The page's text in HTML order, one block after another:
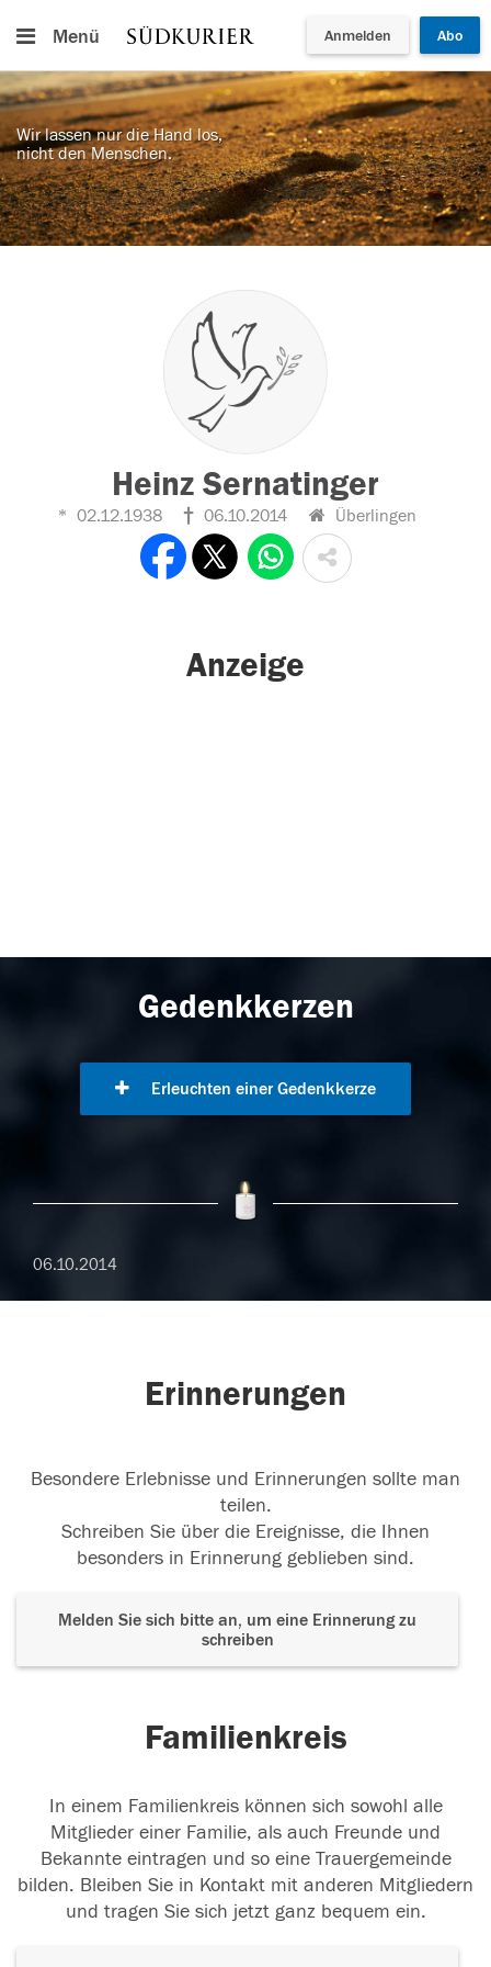
Menü Anmelden Abo
Wir lassen nur die Hand los,
nicht den Menschen.
Heinz Sernatinger
02.12.1938 06.10.2014 Überlingen
Anzeige
Gedenkkerzen
Erleuchten einer Gedenkkerze
06.10.2014
Erinnerungen
Besondere Erlebnisse und Erinnerungen sollte man
teilen.
Schreiben Sie über die Ereignisse, die Ihnen
besonders in Erinnerung geblieben sind.
Melden Sie sich bitte an, um eine Erinnerung zu
schreiben
Familienkreis
In einem Familienkreis können sich sowohl alle
Mitglieder einer Familie, als auch Freunde und
Bekannte eintragen und so eine Trauergemeinde
bilden. Bleiben Sie in Kontakt mit anderen Mitgliedern
und tragen Sie sich jetzt ganz bequem ein.